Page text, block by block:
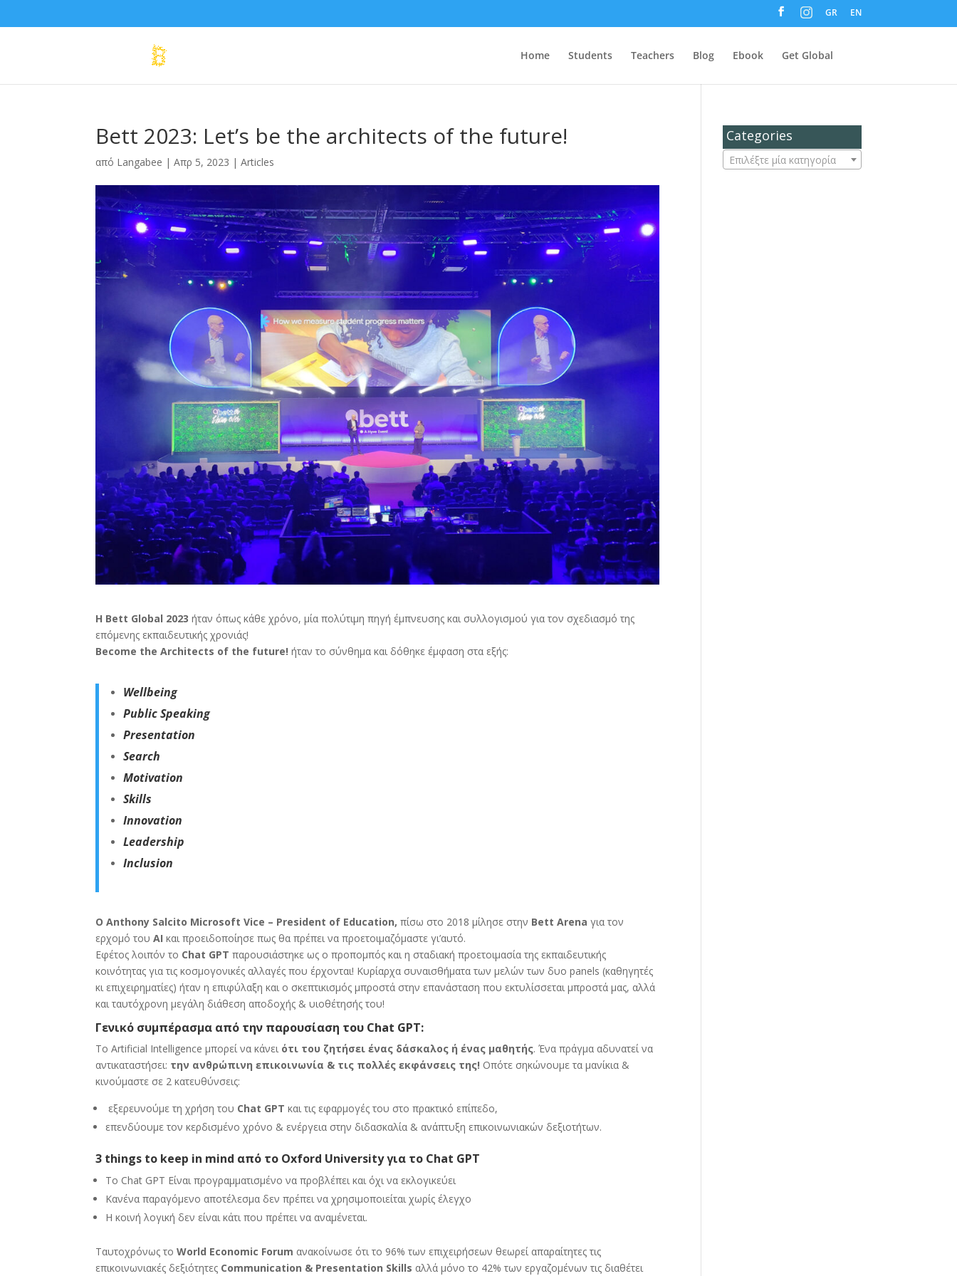
M
e
n
t
e
GR EN
Home Students Teachers Blog Ebook Get Global
Bett 2023: Let’s be the architects of the future!
από Langabee |Απρ 5, 2023 |Articles
H Bett Global 2023 ήταν όπως κάθε χρόνο, μία πολύτιμη πηγή έμπνευσης και συλλογισμού για τον σχεδιασμό της
επόμενης εκπαιδευτικής χρονιάς!
Become the Architects of the future! ήταν το σύνθημα και δόθηκε έμφαση στα εξής:
Wellbeing
Public Speaking
Presentation
Search
Motivation
Skills
Innovation
Leadership
Inclusion
OAnthony Salcito MicrosoftVice – President of Education,πίσω στο 2018 μίλησε στην Bett Arena για τον
ερχομό τουAI και προειδοποίησε πως θα πρέπει να προετοιμαζόμαστε γι’αυτό.
Εφέτος λοιπόν το Chat GPT παρουσιάστηκε ως ο προπομπός και η σταδιακή προετοιμασία της εκπαιδευτικής
κοινότητας για τις κοσμογονικές αλλαγές που έρχονται! Κυρίαρχα συναισθήματα των μελών των δυο panels (καθηγητές
κι επιχειρηματίες) ήταν η επιφύλαξη και ο σκεπτικισμός μπροστά στην επανάσταση που εκτυλίσσεται μπροστά μας, αλλά
και ταυτόχρονη μεγάλη διάθεση αποδοχής & υιοθέτησής του!
Γενικό συμπέρασμα από την παρουσίαση του Chat GPT:
Το Artificial Intelligence μπορεί να κάνει ότι του ζητήσει ένας δάσκαλος ή ένας μαθητής. Ένα πράγμα αδυνατεί να
αντικαταστήσει: την ανθρώπινη επικοινωνία & τις πολλές εκφάνσεις της! Οπότε σηκώνουμε τα μανίκια &
κινούμαστε σε 2 κατευθύνσεις:
εξερευνούμε τη χρήση του Chat GPTκαι τις εφαρμογές του στο πρακτικό επίπεδο,
επενδύουμε τον κερδισμένο χρόνο & ενέργεια στην διδασκαλία & ανάπτυξη επικοινωνιακών δεξιοτήτων.
3 things to keep in mind από το Oxford University για το Chat GPT
Το Chat GPT Είναι προγραμματισμένο να προβλέπει και όχι να εκλογικεύει
Κανένα παραγόμενο αποτέλεσμα δεν πρέπει να χρησιμοποιείται χωρίς έλεγχο
Η κοινή λογική δεν είναι κάτι που πρέπει να αναμένεται.
Ταυτοχρόνως τοWorld Economic Forum ανακοίνωσε ότι τo 96% των επιχειρήσεων θεωρεί απαραίτητες τις
επικοινωνιακές δεξιότητες Communication & Presentation Skills αλλά μόνο το 42% των εργαζομένων τις διαθέτει
Categories
Επιλέξτε μία κατηγορία